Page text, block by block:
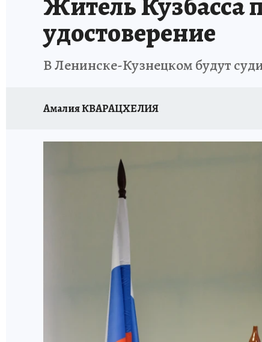
удостоверение
В Ленинске-Кузнецком будут
Амалия КВАРАЦХЕЛИЯ